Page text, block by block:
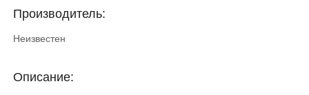
Производитель:
Неизвестен
Описание: